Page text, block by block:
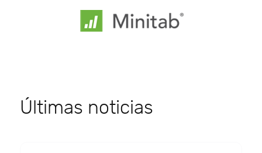
Últimas noticias